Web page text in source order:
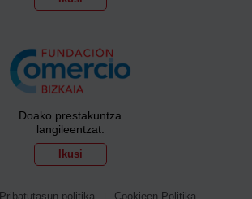
Doako prestakuntza
langileentzat.
Ikusi
Pribatutasun politika Cookieen Politika